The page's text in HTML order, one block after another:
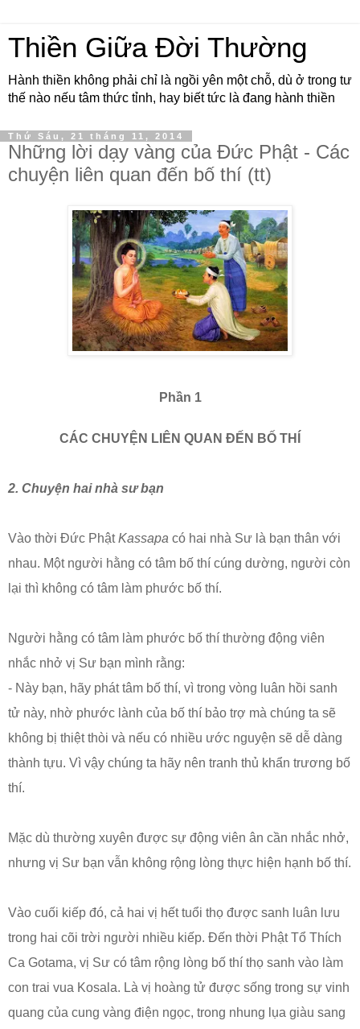
Thiền Giữa Đời Thường
Hành thiền không phải chỉ là ngồi yên một chỗ, dù ở trong tư
thế nào nếu tâm thức tỉnh, hay biết tức là đang hành thiền
Thứ Sáu, 21 tháng 11, 2014
Những lời dạy vàng của Đức Phật - Các
chuyện liên quan đến bố thí (tt)
Phần 1
CÁC CHUYỆN LIÊN QUAN ĐẾN BỐ THÍ
2. Chuyện hai nhà sư bạn
Vào thời Đức Phật Kassapa có hai nhà Sư là bạn thân với
nhau. Một người hằng có tâm bố thí cúng dường, người còn
lại thì không có tâm làm phước bố thí.
Người hằng có tâm làm phước bố thí thường động viên
nhắc nhở vị Sư bạn mình rằng:
- Này bạn, hãy phát tâm bố thí, vì trong vòng luân hồi sanh
tử này, nhờ phước lành của bố thí bảo trợ mà chúng ta sẽ
không bị thiệt thòi và nếu có nhiều ước nguyện sẽ dễ dàng
thành tựu. Vì vậy chúng ta hãy nên tranh thủ khẩn trương bố
thí.
Mặc dù thường xuyên được sự động viên ân cần nhắc nhở,
nhưng vị Sư bạn vẫn không rộng lòng thực hiện hạnh bố thí.
Vào cuối kiếp đó, cả hai vị hết tuổi thọ được sanh luân lưu
trong hai cõi trời người nhiều kiếp. Đến thời Phật Tổ Thích
Ca Gotama, vị Sư có tâm rộng lòng bố thí thọ sanh vào làm
con trai vua Kosala. Là vị hoàng tử được sống trong sự vinh
quang của cung vàng điện ngọc, trong nhung lụa giàu sang